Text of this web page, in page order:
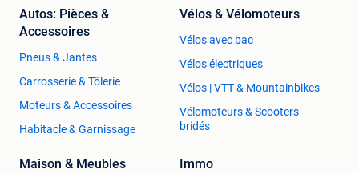
Autos: Pièces &
Accessoires
Pneus & Jantes
Carrosserie & Tôlerie
Moteurs & Accessoires
Habitacle & Garnissage
Vélos & Vélomoteurs
Vélos avec bac
Vélos électriques
Vélos | VTT & Mountainbikes
Vélomoteurs & Scooters
bridés
Maison & Meubles Immo